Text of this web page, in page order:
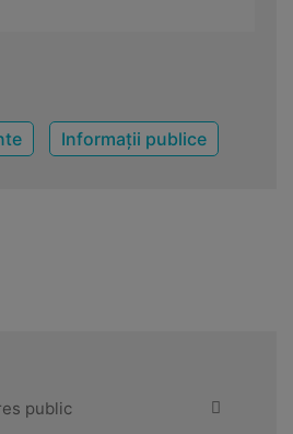
Informații publice
public